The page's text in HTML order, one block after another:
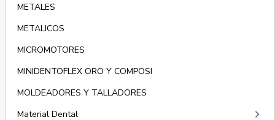
METALES
METALICOS
MICROMOTORES
MINIDENTOFLEX ORO Y COMPOSI
MOLDEADORES Y TALLADORES
Material Dental
keyboard_arrow_right